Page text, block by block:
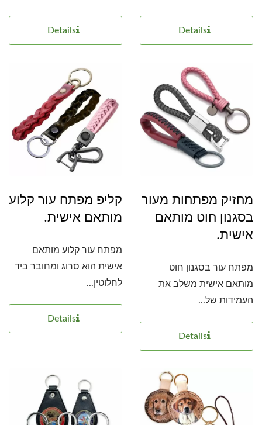
Details
Details
מחזיק מפתחות מעור
בסגנון חוט מותאם
אישית.
מפתח עור בסגנון חוט
מותאם אישית משלב את
העמידות של...
Details
קליפ מפתח עור קלוע
מותאם אישית.
מפתח עור קלוע מותאם
אישית הוא סרוג ומחובר ביד
לחלוטין...
Details